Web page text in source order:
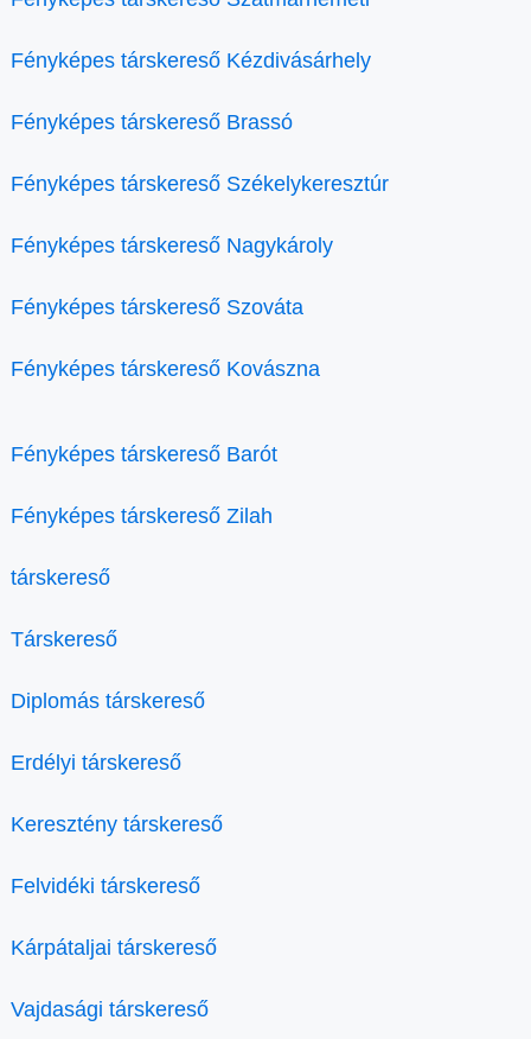
Fényképes társkereső Kézdivásárhely
Fényképes társkereső Brassó
Fényképes társkereső Székelykeresztúr
Fényképes társkereső Nagykároly
Fényképes társkereső Szováta
Fényképes társkereső Kovászna
Fényképes társkereső Barót
Fényképes társkereső Zilah
társkereső
Társkereső
Diplomás társkereső
Erdélyi társkereső
Keresztény társkereső
Felvidéki társkereső
Kárpátaljai társkereső
Vajdasági társkereső